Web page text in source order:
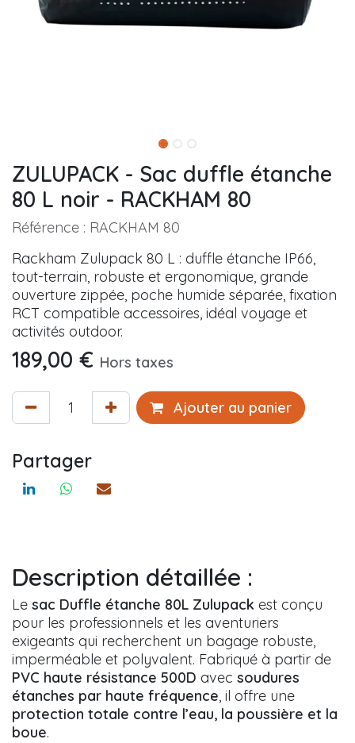
ZULUPACK - Sac duffle étanche
80 L noir - RACKHAM 80
Référence : RACKHAM 80
Rackham Zulupack 80 L : duffle étanche IP66,
tout-terrain, robuste et ergonomique, grande
ouverture zippée, poche humide séparée, fixation
RCT compatible accessoires, idéal voyage et
activités outdoor.
189,00 € Hors taxes
Ajouter au panier
Partager
Description détaillée :
Le sac Duffle étanche 80L Zulupack est conçu
pour les professionnels et les aventuriers
exigeants qui recherchent un bagage robuste,
imperméable et polyvalent. Fabriqué à partir de
PVC haute résistance 500D avec soudures
étanches par haute fréquence, il offre une
protection totale contre l’eau, la poussière et la
boue.